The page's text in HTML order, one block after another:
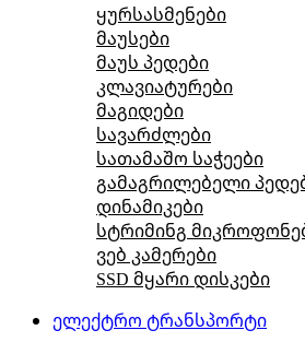
ყურსასმენები
მაუსები
მაუს პედები
კლავიატურები
მაგიდები
სავარძლები
სათამაშო საჭეები
გამაგრილებელი
დინამიკები
სტრიმინგ
ვებ კამერები
SSD მყარი დისკები
ელექტრო ტრანსპორტი